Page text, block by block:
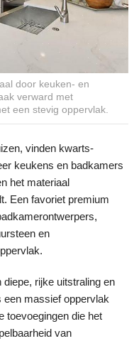
door keuken- en
verward met
een stevig oppervlak.
vinden kwarts-
keukens en badkamers
het materiaal
Een favoriet premium
en
rijke uitstraling en
een massief oppervlak
toevoegingen die het
van